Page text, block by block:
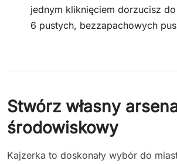
jednym kliknięciem dorzucisz
6 pustych, bezzapachowych
Stwórz własny
środowiskowy
Kajzerka to doskonały wybór do